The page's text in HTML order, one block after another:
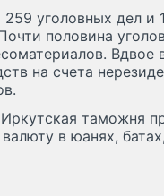
уголовных дел и
половина
Вдвое
на счета
таможня
в юанях,